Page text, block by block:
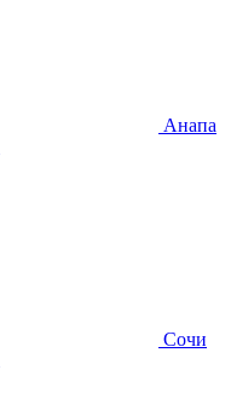
Анапа
Сочи